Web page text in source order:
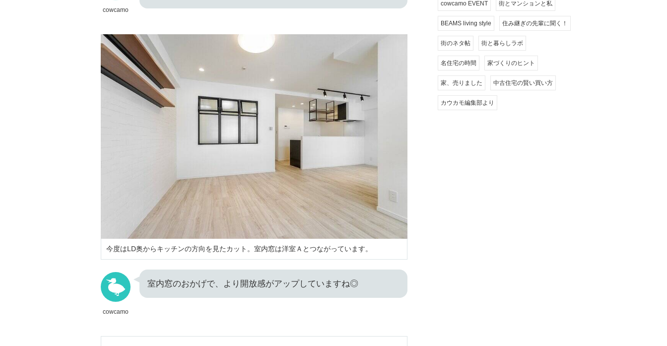
cowcamo
今度はLD奥からキッチンの方向を見たカット。室内窓は洋室Ａとつながっています。
cowcamo
室内窓のおかげで、より開放感がアップしていますね◎
cowcamo EVENT 街とマンションと私
BEAMS living style 住み継ぎの先輩に聞く！
街のネタ帖 街と暮らしラボ
名住宅の時間 家づくりのヒント
家、売りました 中古住宅の賢い買い方
カウカモ編集部より